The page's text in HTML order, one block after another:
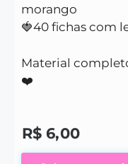
morango
🍓40 fichas com
Material
❤️
R$ 6,00